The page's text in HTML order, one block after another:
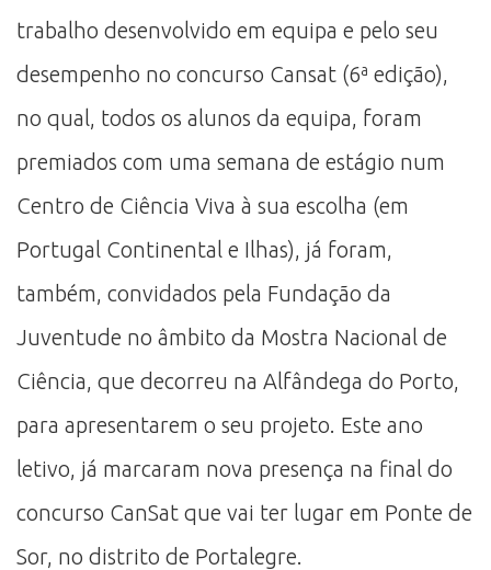
trabalho desenvolvido em equipa e pelo seu
desempenho no concurso Cansat (6ª edição),
no qual, todos os alunos da equipa, foram
premiados com uma semana de estágio num
Centro de Ciência Viva à sua escolha (em
Portugal Continental e Ilhas), já foram,
também, convidados pela Fundação da
Juventude no âmbito da Mostra Nacional de
Ciência, que decorreu na Alfândega do Porto,
para apresentarem o seu projeto. Este ano
letivo, já marcaram nova presença na final do
concurso CanSat que vai ter lugar em Ponte de
Sor, no distrito de Portalegre.